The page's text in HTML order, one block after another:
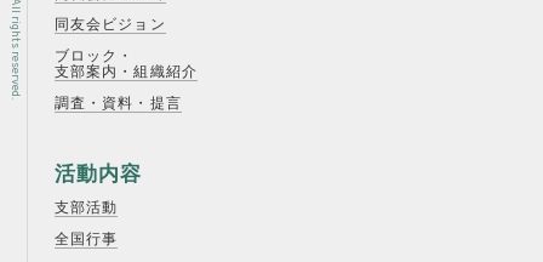
同友会ビジョン
ブロック・
支部案内・組織紹介
調査・資料・提言
活動内容
支部活動
全国行事